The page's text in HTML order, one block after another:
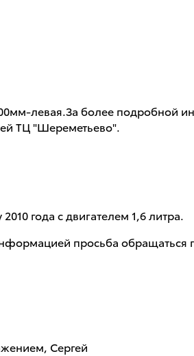
левая.За более подробной
ТЦ "Шереметьево".
года с двигателем 1,6 литра.
просьба обращаться
Сергей